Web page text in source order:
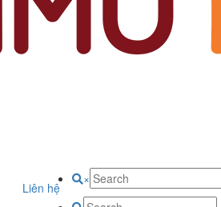
Liên hệ
×